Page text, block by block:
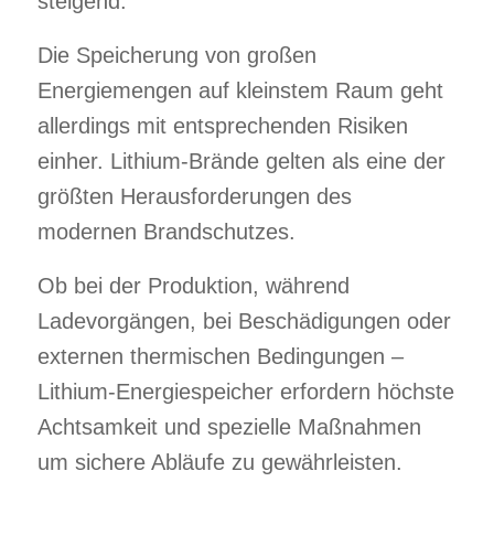
Die Speicherung von großen
Energiemengen auf kleinstem Raum geht
allerdings mit entsprechenden Risiken
einher. Lithium-Brände gelten als eine der
größten Herausforderungen des
modernen Brandschutzes.
Ob bei der Produktion, während
Ladevorgängen, bei Beschädigungen oder
externen thermischen Bedingungen –
Lithium-Energiespeicher erfordern höchste
Achtsamkeit und spezielle Maßnahmen
um sichere Abläufe zu gewährleisten.